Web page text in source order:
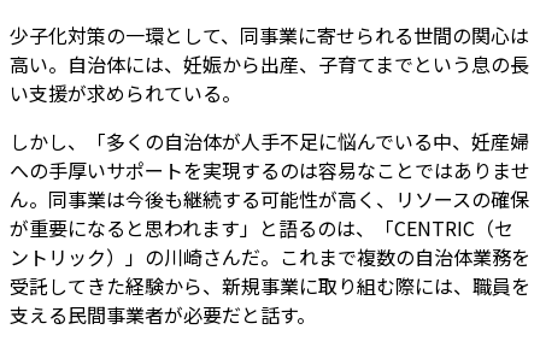
少子化対策の一環として、同事業に寄せられる世間の関心は
高い。自治体には、妊娠から出産、子育てまでという息の長
い支援が求められている。
しかし、「多くの自治体が人手不足に悩んでいる中、妊産婦
への手厚いサポートを実現するのは容易なことではありませ
ん。同事業は今後も継続する可能性が高く、リソースの確保
が重要になると思われます」と語るのは、「CENTRIC（セ
ントリック）」の川崎さんだ。これまで複数の自治体業務を
受託してきた経験から、新規事業に取り組む際には、職員を
支える民間事業者が必要だと話す。